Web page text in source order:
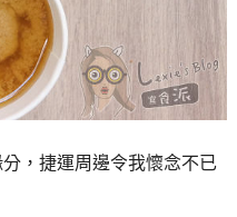
，捷運周邊令我懷念不已